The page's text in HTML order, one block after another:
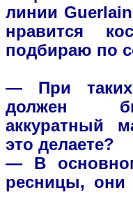
линии
нравится
подбираю по
— При таких
должен
аккуратный
это делаете?
— В
ресницы, они